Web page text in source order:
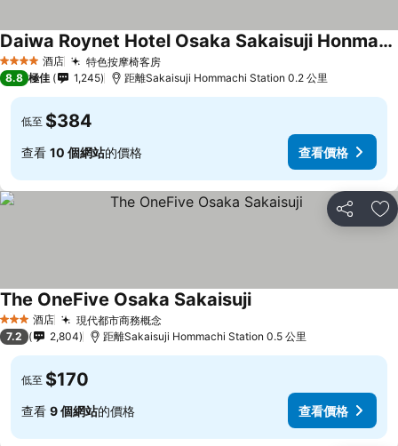
4 星級 酒店 特色按摩椅客房查看價格
Daiwa Roynet Hotel Osaka Sakaisuji Honmachi PREMIER
查看價格
8.8 極佳 1,245 距離Sakaisuji Hommachi Station 0.2 公里
低至 $384
查看 10 個網站的價格 查看價格
分享 放
3 星級 酒店 現代都市商務概念查看價格
The OneFive Osaka Sakaisuji查看價格
7.2 2,804 距離Sakaisuji Hommachi Station 0.5 公里
低至 $170
查看 9 個網站的價格 查看價格